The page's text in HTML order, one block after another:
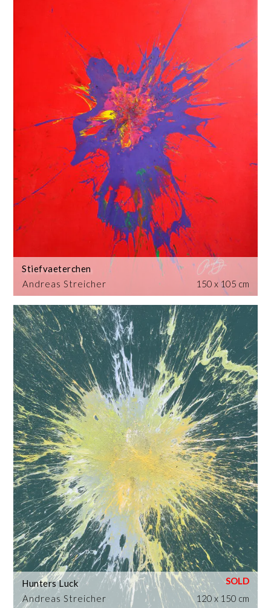
Andreas Streicher
Stiefvaeterchen
150 x 105 cm
Andreas Streicher
Hunters Luck
120 x 150 cm